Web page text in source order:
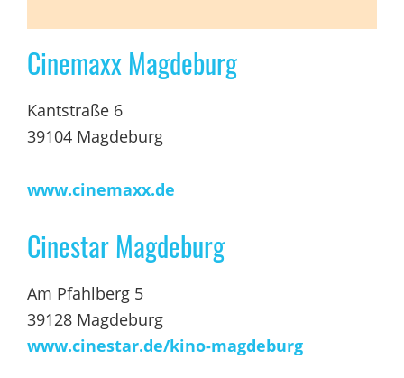
Cinemaxx Magdeburg
Kantstraße 6
39104 Magdeburg
www.cinemaxx.de
Cinestar Magdeburg
Am Pfahlberg 5
39128 Magdeburg
www.cinestar.de/kino-magdeburg